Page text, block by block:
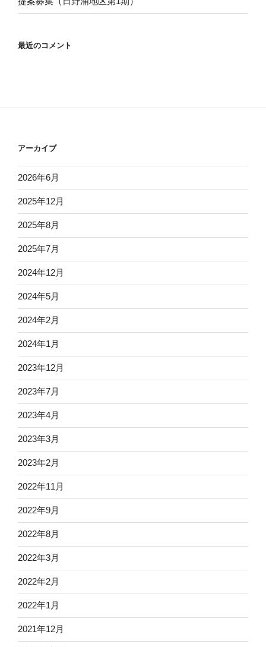
最近のコメント
アーカイブ
2026年6月
2025年12月
2025年8月
2025年7月
2024年12月
2024年5月
2024年2月
2024年1月
2023年12月
2023年7月
2023年4月
2023年3月
2023年2月
2022年11月
2022年9月
2022年8月
2022年3月
2022年2月
2022年1月
2021年12月